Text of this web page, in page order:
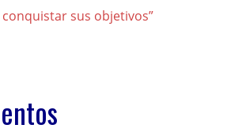
sus objetivos”